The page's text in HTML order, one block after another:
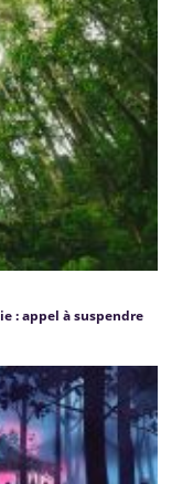
: appel à suspendre